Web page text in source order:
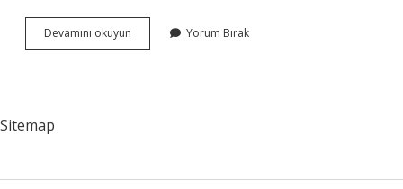
Devamını okuyun
Ekmek
Yorum Bırak
Sitemap